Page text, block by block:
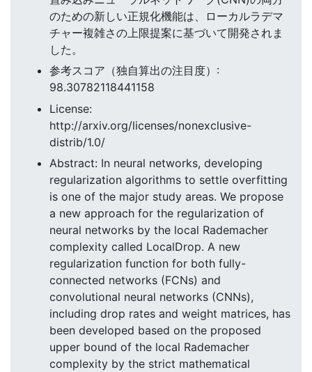
のための新しい正規化機能は、ローカルラデマ
チャー複雑さの上限提案に基づいて開発されま
した。
参考スコア（独自算出の注目度）:
98.30782118441158
License:
http://arxiv.org/licenses/nonexclusive-
distrib/1.0/
Abstract: In neural networks, developing
regularization algorithms to settle overfitting
is one of the major study areas. We propose
a new approach for the regularization of
neural networks by the local Rademacher
complexity called LocalDrop. A new
regularization function for both fully-
connected networks (FCNs) and
convolutional neural networks (CNNs),
including drop rates and weight matrices, has
been developed based on the proposed
upper bound of the local Rademacher
complexity by the strict mathematical